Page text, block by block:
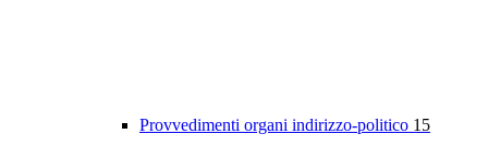
Provvedimenti organi indirizzo-politico 15